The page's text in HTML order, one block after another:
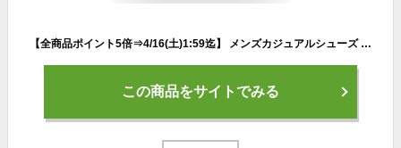
【全商品ポイント5倍⇒4/16(土)1:59迄】 メンズカジュアルシューズ ROEBUCKS 120 メンズ ブラック 24.5cm〜27cm シューズ スリッポン 靴 紐なし靴 3E 幅広 ワイド ウォーキング 軽量
この商品をサイトでみる